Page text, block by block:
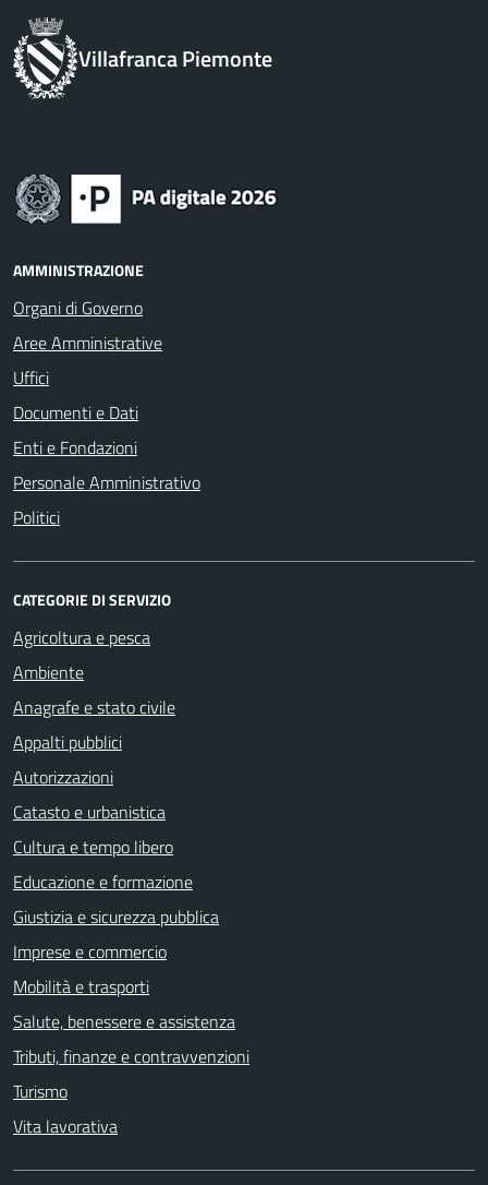
Villafranca Piemonte
AMMINISTRAZIONE
Organi di Governo
Aree Amministrative
Uffici
Documenti e Dati
Enti e Fondazioni
Personale Amministrativo
Politici
CATEGORIE DI SERVIZIO
Agricoltura e pesca
Ambiente
Anagrafe e stato civile
Appalti pubblici
Autorizzazioni
Catasto e urbanistica
Cultura e tempo libero
Educazione e formazione
Giustizia e sicurezza pubblica
Imprese e commercio
Mobilità e trasporti
Salute, benessere e assistenza
Tributi, finanze e contravvenzioni
Turismo
Vita lavorativa